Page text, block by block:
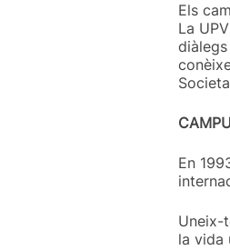
Els
La
En
Uneix-
la vida